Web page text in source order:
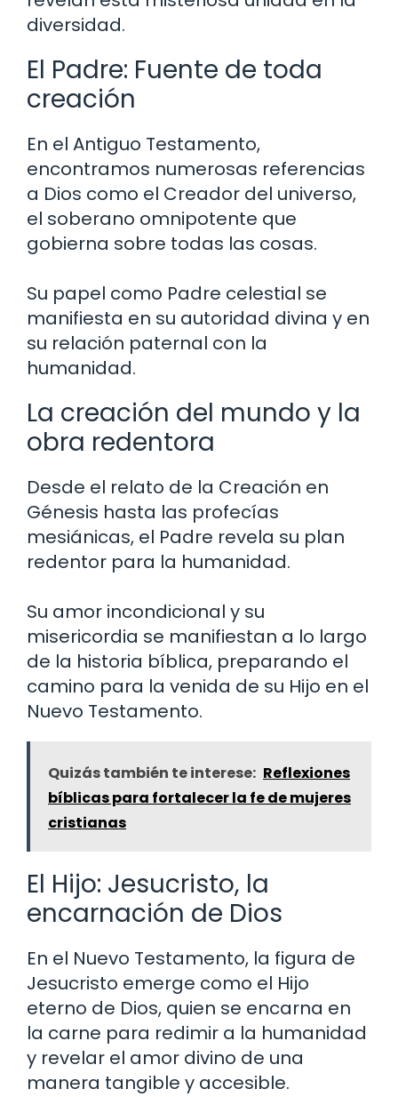
diversidad.
El Padre: Fuente de toda
creación
En el Antiguo Testamento,
encontramos numerosas referencias
a Dios como el Creador del universo,
el soberano omnipotente que
gobierna sobre todas las cosas.
Su papel como Padre celestial se
manifiesta en su autoridad divina y en
su relación paternal con la
humanidad.
La creación del mundo y la
obra redentora
Desde el relato de la Creación en
Génesis hasta las profecías
mesiánicas, el Padre revela su plan
redentor para la humanidad.
Su amor incondicional y su
misericordia se manifiestan a lo largo
de la historia bíblica, preparando el
camino para la venida de su Hijo en el
Nuevo Testamento.
Quizás también te interese: Reflexiones
bíblicas para fortalecer la fe de mujeres
cristianas
El Hijo: Jesucristo, la
encarnación de Dios
En el Nuevo Testamento, la figura de
Jesucristo emerge como el Hijo
eterno de Dios, quien se encarna en
la carne para redimir a la humanidad
y revelar el amor divino de una
manera tangible y accesible.